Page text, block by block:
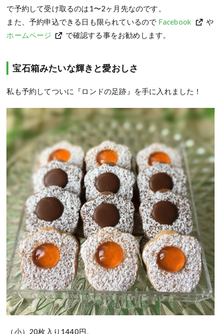
で予約して受け取るのは1〜2ヶ月先なのです。
また、予約申込できる日も限られているので Facebook
や
ホームページ
で確認する事をお勧めします。
宝石箱みたいな輝きと愛おしさ
私も予約してついに『ロンドの足跡』を手に入れました！
（小）20枚入り1440円。